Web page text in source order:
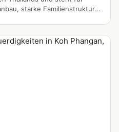
starke Familienstrukturen